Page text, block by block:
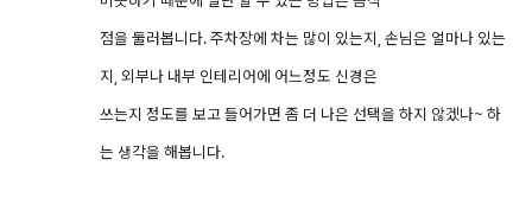
점을 둘러봅니다. 주차장에 차는 많이 있는지, 손님은 얼마나 있는
지, 외부나 내부 인테리어에 어느정도 신경은
쓰는지 정도를 보고 들어가면 좀 더 나은 선택을 하지 않겠나~ 하
는 생각을 해봅니다.